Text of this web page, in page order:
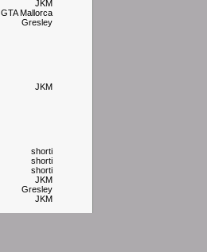
JKM
GTA Mallorca
Gresley
JKM
shorti
shorti
shorti
JKM
Gresley
JKM